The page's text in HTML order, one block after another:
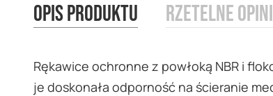
images
Opis produktu
Rękawice ochronne z powłoką NBR i
je doskonała odporność na ścieranie
Rzetelne